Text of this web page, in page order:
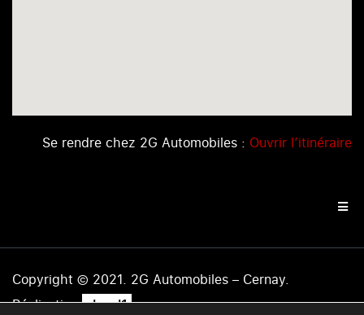
Se rendre chez 2G Automobiles : Ouvrir l’itinéraire
Copyright © 2021. 2G Automobiles – Cernay.
Réalisation .level1